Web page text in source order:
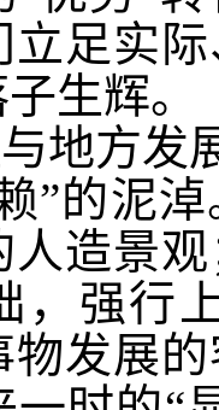
立足实
生辉。
地方发
”的泥
人造景
，强行
物发展